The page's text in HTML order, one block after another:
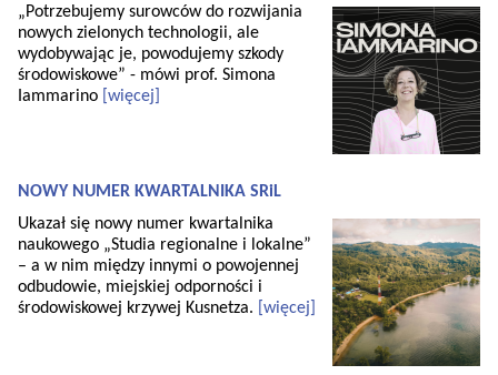
„Potrzebujemy surowców do rozwijania
nowych zielonych technologii, ale
wydobywając je, powodujemy szkody
środowiskowe” - mówi prof. Simona
Iammarino [więcej]
NOWY NUMER KWARTALNIKA SRiL
Ukazał się nowy numer kwartalnika
naukowego „Studia regionalne i lokalne”
– a w nim między innymi o powojennej
odbudowie, miejskiej odporności i
środowiskowej krzywej Kusnetza.
[więcej]